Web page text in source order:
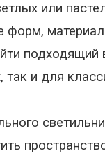
или
форм,
подходящий
так и для